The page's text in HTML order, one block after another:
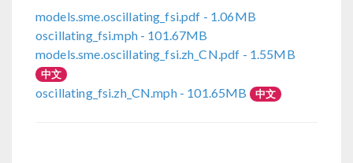
models.sme.oscillating_fsi.pdf - 1.06MB
oscillating_fsi.mph- 101.67MB
models.sme.oscillating_fsi.zh_CN.pdf - 1.55MB
中文
oscillating_fsi.zh_CN.mph- 101.65MB 中文